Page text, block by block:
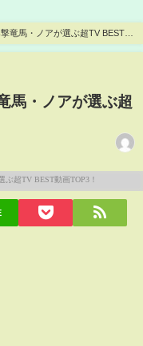
竜馬・ノアが選ぶ超TV BEST動
馬・ノアが選ぶ超